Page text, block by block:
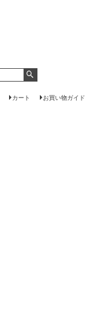
カート お買い物ガイド